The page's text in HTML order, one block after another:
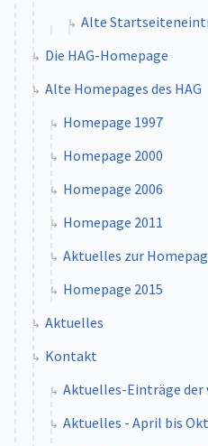
Alte
Die HAG-Homepage
Alte Homepages des HAG
Homepage 1997
Homepage 2000
Homepage 2006
Homepage 2011
Aktuelles zur
Homepage 2015
Aktuelles
Kontakt
Aktuelles-Einträge der
Aktuelles - April bis